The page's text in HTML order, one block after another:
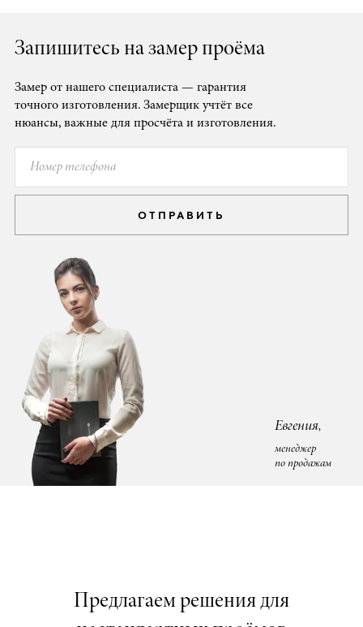
Запишитесь на замер проёма
Замер от нашего специалиста — гарантия
точного изготовления. Замерщик учтёт все
нюансы, важные для просчёта и изготовления.
ОТПРАВИТЬ
Евгения,
менеджер
по продажам
Предлагаем решения для